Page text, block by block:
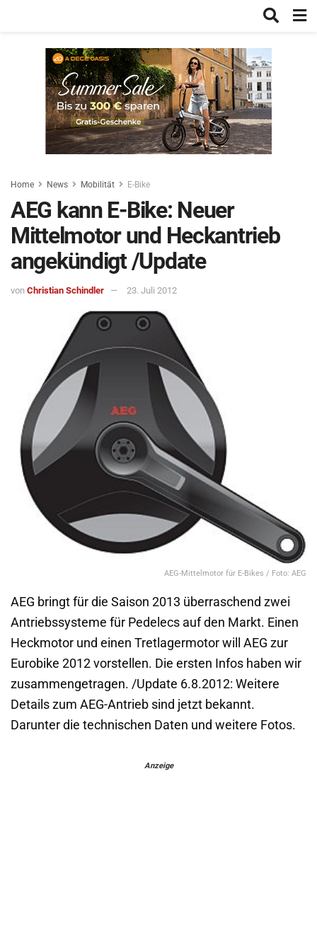
Home News Mobilität E-Bike
AEG kann E-Bike: Neuer
Mittelmotor und Heckantrieb
angekündigt /Update
von Christian Schindler 23. Juli 2012
AEG-Mittelmotor für E-Bikes / Foto: AEG
AEG bringt für die Saison 2013 überraschend zwei
Antriebssysteme für Pedelecs auf den Markt. Einen
Heckmotor und einen Tretlagermotor will AEG zur
Eurobike 2012 vorstellen. Die ersten Infos haben wir
zusammengetragen. /Update 6.8.2012: Weitere
Details zum AEG-Antrieb sind jetzt bekannt.
Darunter die technischen Daten und weitere Fotos.
Anzeige